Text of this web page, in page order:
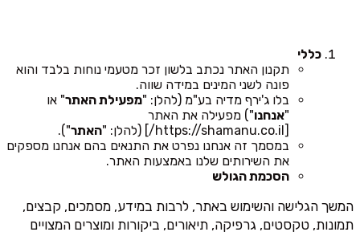
כללי
תקנון האתר נכתב בלשון זכר מטעמי נוחות בלבד והוא
פונה לשני המינים במידה שווה.
בלו ג'ירף מדיה בע"מ (להלן: "מפעילת האתר" או
"אנחנו") מפעילה את האתר
[https://shamanu.co.il/] (להלן: "
האתר").
במסמך זה אנחנו נפרט את התנאים בהם אנחנו מספקים
את השירותים שלנו באמצעות האתר.
הסכמת הגולש
המשך הגלישה והשימוש באתר, לרבות במידע, מסמכים, קבצים,
תמונות, טקסטים, גרפיקה, תיאורים, ביקורות ומוצרים המצויים